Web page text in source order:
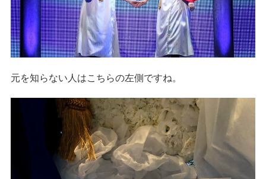
元を知らない人はこちらの左側ですね。